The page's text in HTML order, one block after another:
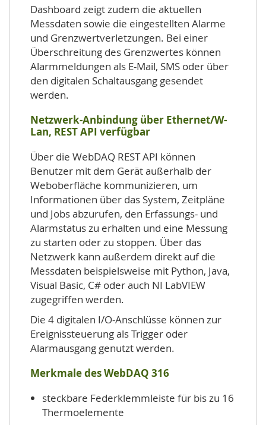
Dashboard zeigt zudem die aktuellen
Messdaten sowie die eingestellten Alarme
und Grenzwertverletzungen. Bei einer
Überschreitung des Grenzwertes können
Alarmmeldungen als E-Mail, SMS oder über
den digitalen Schaltausgang gesendet
werden.
Netzwerk-Anbindung über Ethernet/W-
Lan, REST API verfügbar
Über die WebDAQ REST API können
Benutzer mit dem Gerät außerhalb der
Weboberfläche kommunizieren, um
Informationen über das System, Zeitpläne
und Jobs abzurufen, den Erfassungs- und
Alarmstatus zu erhalten und eine Messung
zu starten oder zu stoppen. Über das
Netzwerk kann außerdem direkt auf die
Messdaten beispielsweise mit Python, Java,
Visual Basic, C# oder auch NI LabVIEW
zugegriffen werden.
Die 4 digitalen I/O-Anschlüsse können zur
Ereignissteuerung als Trigger oder
Alarmausgang genutzt werden.
Merkmale des WebDAQ 316
steckbare Federklemmleiste für bis zu 16
Thermoelemente